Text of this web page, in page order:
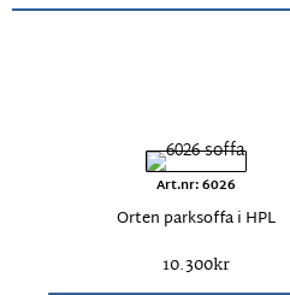
Art.nr: 6026
Orten parksoffa i HPL
10.300kr